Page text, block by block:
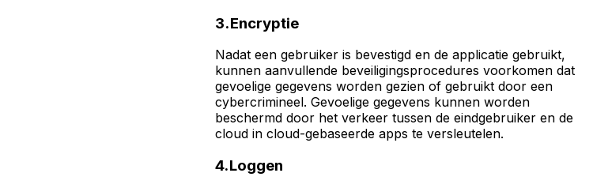
3. Encryptie
Nadat een gebruiker is bevestigd en de applicatie gebruikt,
kunnen aanvullende beveiligingsprocedures voorkomen dat
gevoelige gegevens worden gezien of gebruikt door een
cybercrimineel. Gevoelige gegevens kunnen worden
beschermd door het verkeer tussen de eindgebruiker en de
cloud in cloud-gebaseerde apps te versleutelen.
4. Loggen